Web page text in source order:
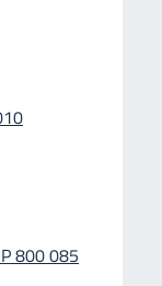
800 085